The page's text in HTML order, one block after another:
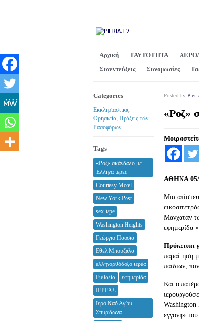
Αρχική ΤΑΥΤΟΤΗΤΑ
Συνεντεύξεις
Συνομωσίες
Categories
Εκκλησιαστικά,
Θρησκεία, Πράξεις τών...
Ρασοφόρων
Tags
«Ροζ» σκάνδαλο με
Έλληνα ιερέα
Courtesy Motel
New York Post
sex-tape
Washington Heights
Γεώργιο Πασσιά
Εθελ Μπουζάλα
ελληνορθόδοξο ιερέα
Ευθαλία
εφημερίδα
ΙΕΡΕΑΣ
Ιερό Ναό Αγίου
Σπυρίδωνα
Posted by
«Ροζ»
ΑΘΗΝΑ 05/
Μια
Μανχάταν
εφημερίδα
Πρόκειται
παραίτηση
παιδιών,
Και ο
Washington
εγγονή» του.